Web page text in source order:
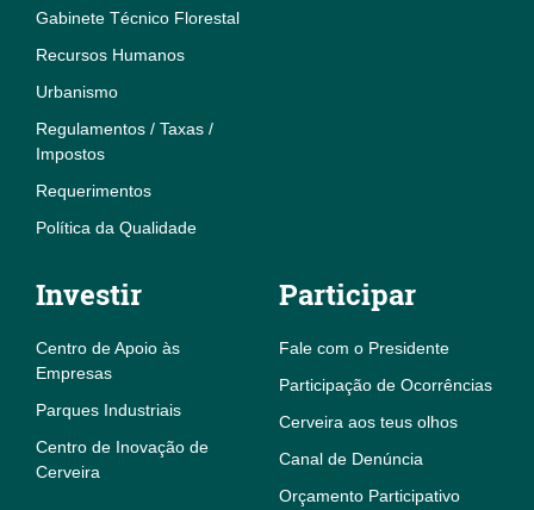
Gabinete Técnico Florestal
Recursos Humanos
Urbanismo
Regulamentos / Taxas /
Impostos
Requerimentos
Política da Qualidade
Investir
Centro de Apoio às
Empresas
Parques Industriais
Centro de Inovação de
Cerveira
Participar
Fale com o Presidente
Participação de Ocorrências
Cerveira aos teus olhos
Canal de Denúncia
Orçamento Participativo